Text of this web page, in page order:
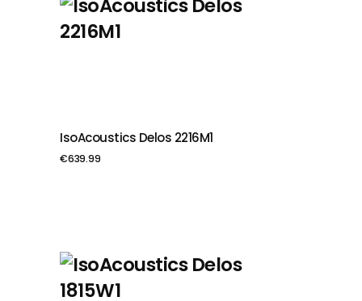
PIEVIENOT GROZAM
IsoAcoustics Delos 2216M1
€639.99